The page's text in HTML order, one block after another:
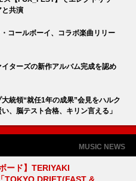
と共演
コールボーイ、コラボ楽曲リリー
ターズの新作アルバム完成を認め
統領“就任1年の成果”会見をハルク
、脳テスト合格、キリン言える」
MUSIC NEWS
ード】TERIYAKI